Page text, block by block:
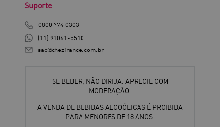
Suporte
0800 774 0303
(11) 91061-5510
sac@chezfrance.com.br
SE BEBER, NÃO DIRIJA. APRECIE COM
MODERAÇÃO.
A VENDA DE BEBIDAS ALCOÓLICAS É PROIBIDA
PARA MENORES DE 18 ANOS.